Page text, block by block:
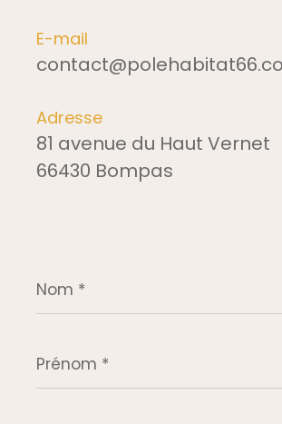
E-mail
Adresse
81 avenue du Haut Vernet
66430 Bompas
*
*